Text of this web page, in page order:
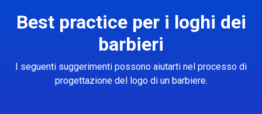
Best practice per i loghi dei
barbieri
I seguenti suggerimenti possono aiutarti nel processo di
progettazione del logo di un barbiere.